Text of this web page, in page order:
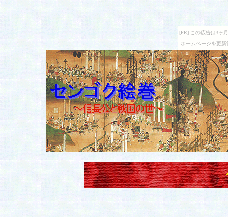
[PR] この広告は3ヶ
ホームページを更